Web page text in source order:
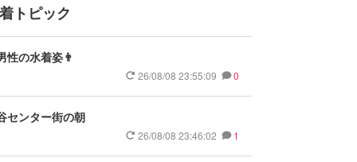
トピック
性の水着姿👨
26/08/08 23:55:09 0
センター街の朝
26/08/08 23:46:02 1